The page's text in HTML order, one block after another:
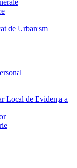
de Urbanism
Local de Evidența a